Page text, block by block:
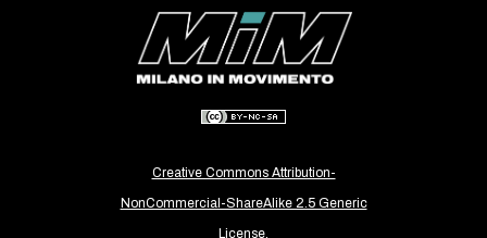
Creative Commons Attribution-
NonCommercial-ShareAlike 2.5 Generic
License.